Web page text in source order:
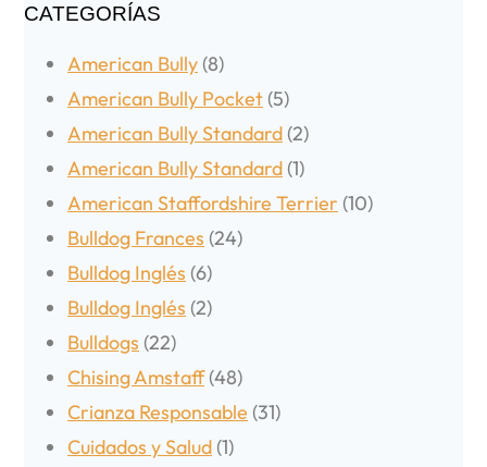
CATEGORÍAS
American Bully (8)
American Bully Pocket (5)
American Bully Standard (2)
American Bully Standard (1)
American Staffordshire Terrier (10)
Bulldog Frances (24)
Bulldog Inglés (6)
Bulldog Inglés (2)
Bulldogs (22)
Chising Amstaff(48)
Crianza Responsable (31)
Cuidados y Salud (1)